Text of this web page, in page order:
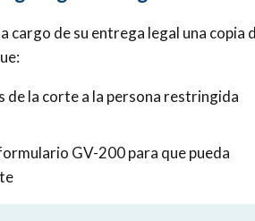
cargo de su entrega legal una copia
de la corte a la persona restringida
GV-200 para que pueda